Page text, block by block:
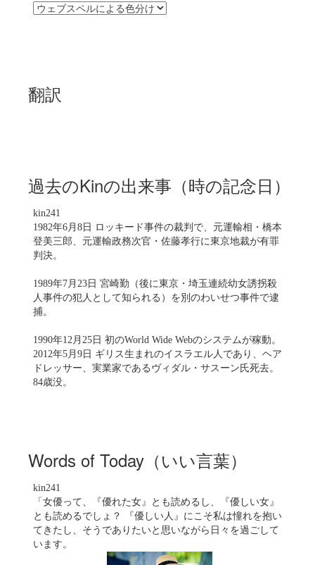
翻訳
過去のKinの出来事（時の記念日）
kin241
1982年6月8日 ロッキード事件の裁判で、元運輸相・橋本
登美三郎、元運輸政務次官・佐藤孝行に東京地裁が有罪
判決。
1989年7月23日 宮崎勤（後に東京・埼玉連続幼女誘拐殺
人事件の犯人として知られる）を別のわいせつ事件で逮
捕。
1990年12月25日 初のWorld Wide Webのシステムが稼動。
2012年5月9日 ギリス生まれのイスラエル人であり、ヘア
ドレッサー、実業家であるヴィダル・サスーン氏死去。
84歳没。
Words of Today（いい言葉）
kin241
「女優って、『優れた女』とも読めるし、『優しい女』
とも読めるでしょ？ 『優しい人』にこそ私は憧れを抱い
てきたし、そうでありたいと思いながら日々を過ごして
います。